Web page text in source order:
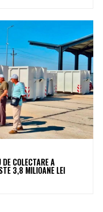
COLECTARE A
3,8 MILIOANE LEI